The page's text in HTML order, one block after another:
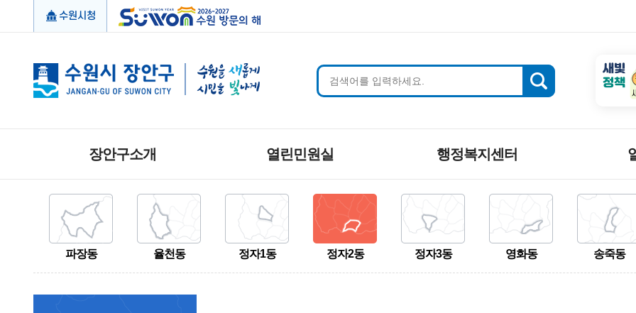
수원시청
새빛
정책
장안구소개 열린민원실 행정복지센터
파장동 율천동 정자1동 정자2동 정자3동 영화동 송죽동